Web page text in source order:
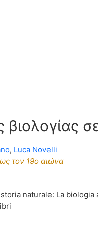
βιολογίας
, Luca Novelli
τον 19ο αιώνα
storia naturale: La